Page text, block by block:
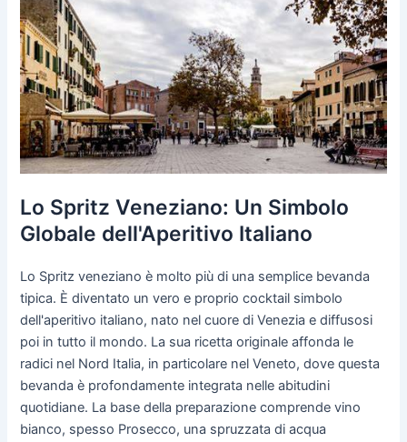
Lo Spritz Veneziano: Un Simbolo
Globale dell'Aperitivo Italiano
Lo Spritz veneziano è molto più di una semplice bevanda
tipica. È diventato un vero e proprio cocktail simbolo
dell'aperitivo italiano, nato nel cuore di Venezia e diffusosi
poi in tutto il mondo. La sua ricetta originale affonda le
radici nel Nord Italia, in particolare nel Veneto, dove questa
bevanda è profondamente integrata nelle abitudini
quotidiane. La base della preparazione comprende vino
bianco, spesso Prosecco, una spruzzata di acqua